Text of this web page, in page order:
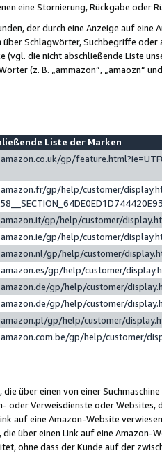
eine Stornierung, Rückgabe oder
der durch eine Anzeige auf
über Schlagwörter, Suchbegriffe
(vgl. die nicht abschließende Liste
(z. B. „ammazon“, „amaozn“
Liste der Marken
gp/
gp/help/customer/
gp/help/customer/
gp/help/customer/
gp/help/customer/
gp/help/customer/
gp/help/customer/
gp/help/customer/
gp/help/customer/
gp/help/customer/
über einen von einer
oder Verweisdienste oder Websites,
auf eine Amazon-Website
über einen Link auf eine
ohne dass der Kunde auf der